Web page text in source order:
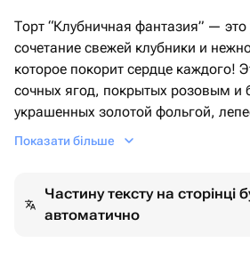
• Золотая пищевая фольга
• Сухие лепестки роз
• Съедобные бусинки
• Съедобный блеск
• Топпер “Happy Birthday” (пластик
Торт “Клубничная фантазия” — это
сочетание свежей клубники и
которое покорит сердце каждого!
сочных ягод, покрытых розовым
украшенных золотой фольгой,
съедобными бусинками.
рождения. Порадуйте своих
десертом, который не только
Показати більше
Частину тексту на сторінці
автоматично